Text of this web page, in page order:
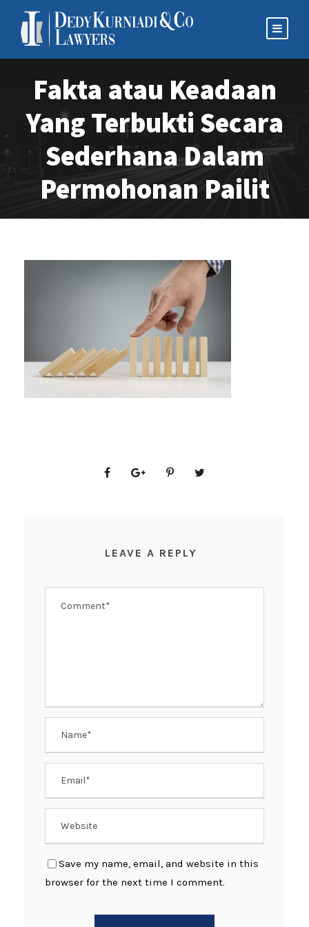
Fakta atau Keadaan
Yang Terbukti Secara
Sederhana Dalam
Permohonan Pailit
LEAVE A REPLY
Save my name, email, and website in this
browser for the next time I comment.